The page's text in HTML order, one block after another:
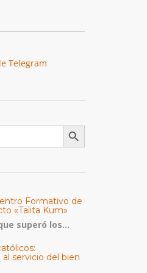
Telegram
Botón de búsqueda
Formativo de
«Talita Kum»
superó los...
servicio del bien